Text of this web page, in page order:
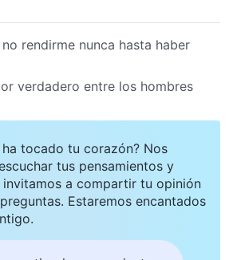
rendirme nunca hasta haber
verdadero entre los hombres
tocado tu corazón? Nos
tus pensamientos y
invitamos a compartir tu opinión
Estaremos encantados